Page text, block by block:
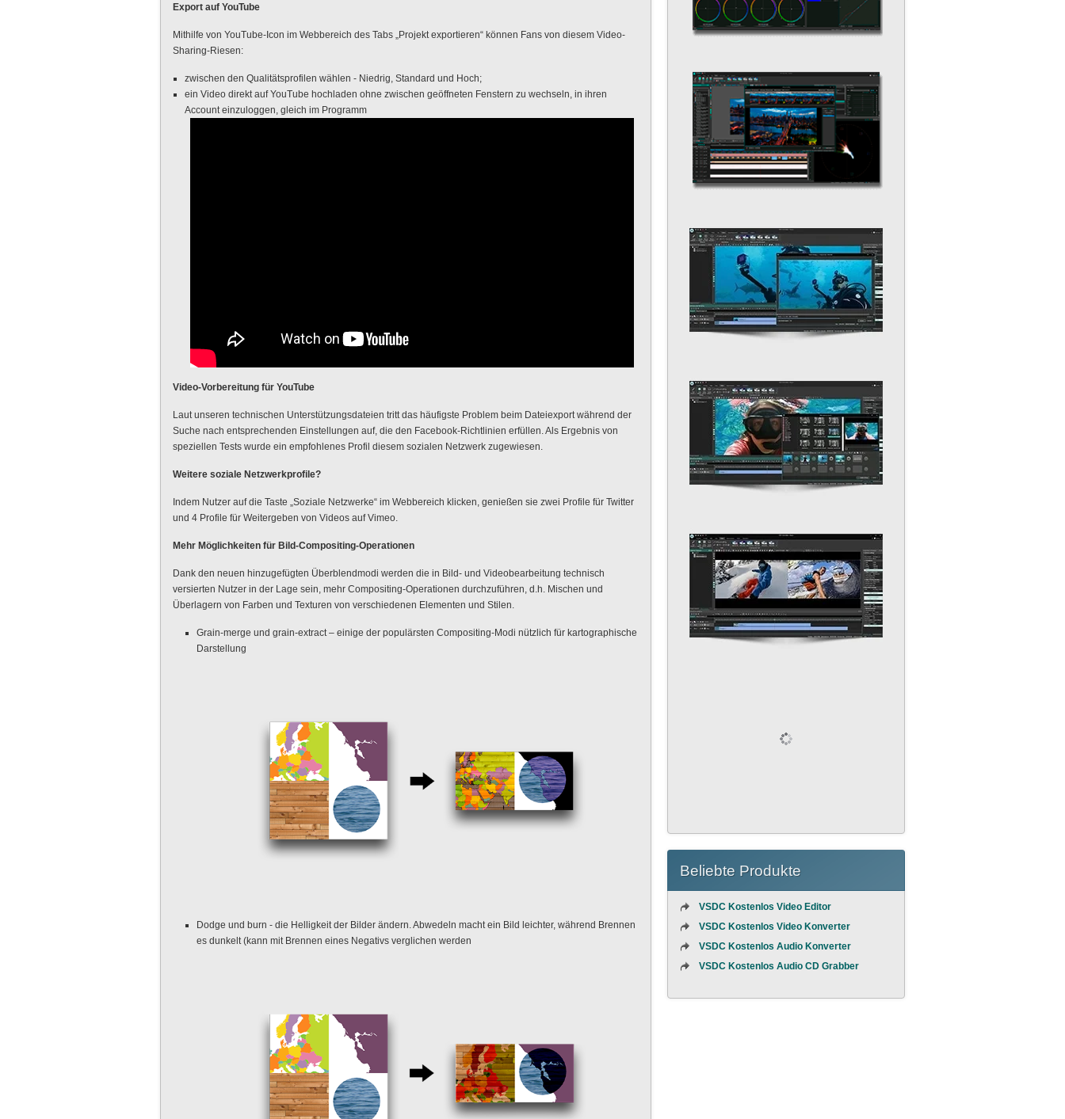
Export auf YouTube
Mithilfe von YouTube-Icon im Webbereich des Tabs „Projekt exportieren“ können Fans von diesem Video-
Sharing-Riesen:
zwischen den Qualitätsprofilen wählen - Niedrig, Standard und Hoch;
ein Video direkt auf YouTube hochladen ohne zwischen geöffneten Fenstern zu wechseln, in ihren
Account einzuloggen, gleich im Programm
Video-Vorbereitung für YouTube
Laut unseren technischen Unterstützungsdateien tritt das häufigste Problem beim Dateiexport während der
Suche nach entsprechenden Einstellungen auf, die den Facebook-Richtlinien erfüllen. Als Ergebnis von
speziellen Tests wurde ein empfohlenes Profil diesem sozialen Netzwerk zugewiesen.
Weitere soziale Netzwerkprofile?
Indem Nutzer auf die Taste „Soziale Netzwerke“ im Webbereich klicken, genießen sie zwei Profile für Twitter
und 4 Profile für Weitergeben von Videos auf Vimeo.
Mehr Möglichkeiten für Bild-Compositing-Operationen
Dank den neuen hinzugefügten Überblendmodi werden die in Bild- und Videobearbeitung technisch
versierten Nutzer in der Lage sein, mehr Compositing-Operationen durchzuführen, d.h. Mischen und
Überlagern von Farben und Texturen von verschiedenen Elementen und Stilen.
Grain-merge und grain-extract – einige der populärsten Compositing-Modi nützlich für kartographische
Darstellung
Dodge und burn - die Helligkeit der Bilder ändern. Abwedeln macht ein Bild leichter, während Brennen
es dunkelt (kann mit Brennen eines Negativs verglichen werden
Beliebte Produkte
VSDC Kostenlos Video Editor
VSDC Kostenlos Video Konverter
VSDC Kostenlos Audio Konverter
VSDC Kostenlos Audio CD Grabber